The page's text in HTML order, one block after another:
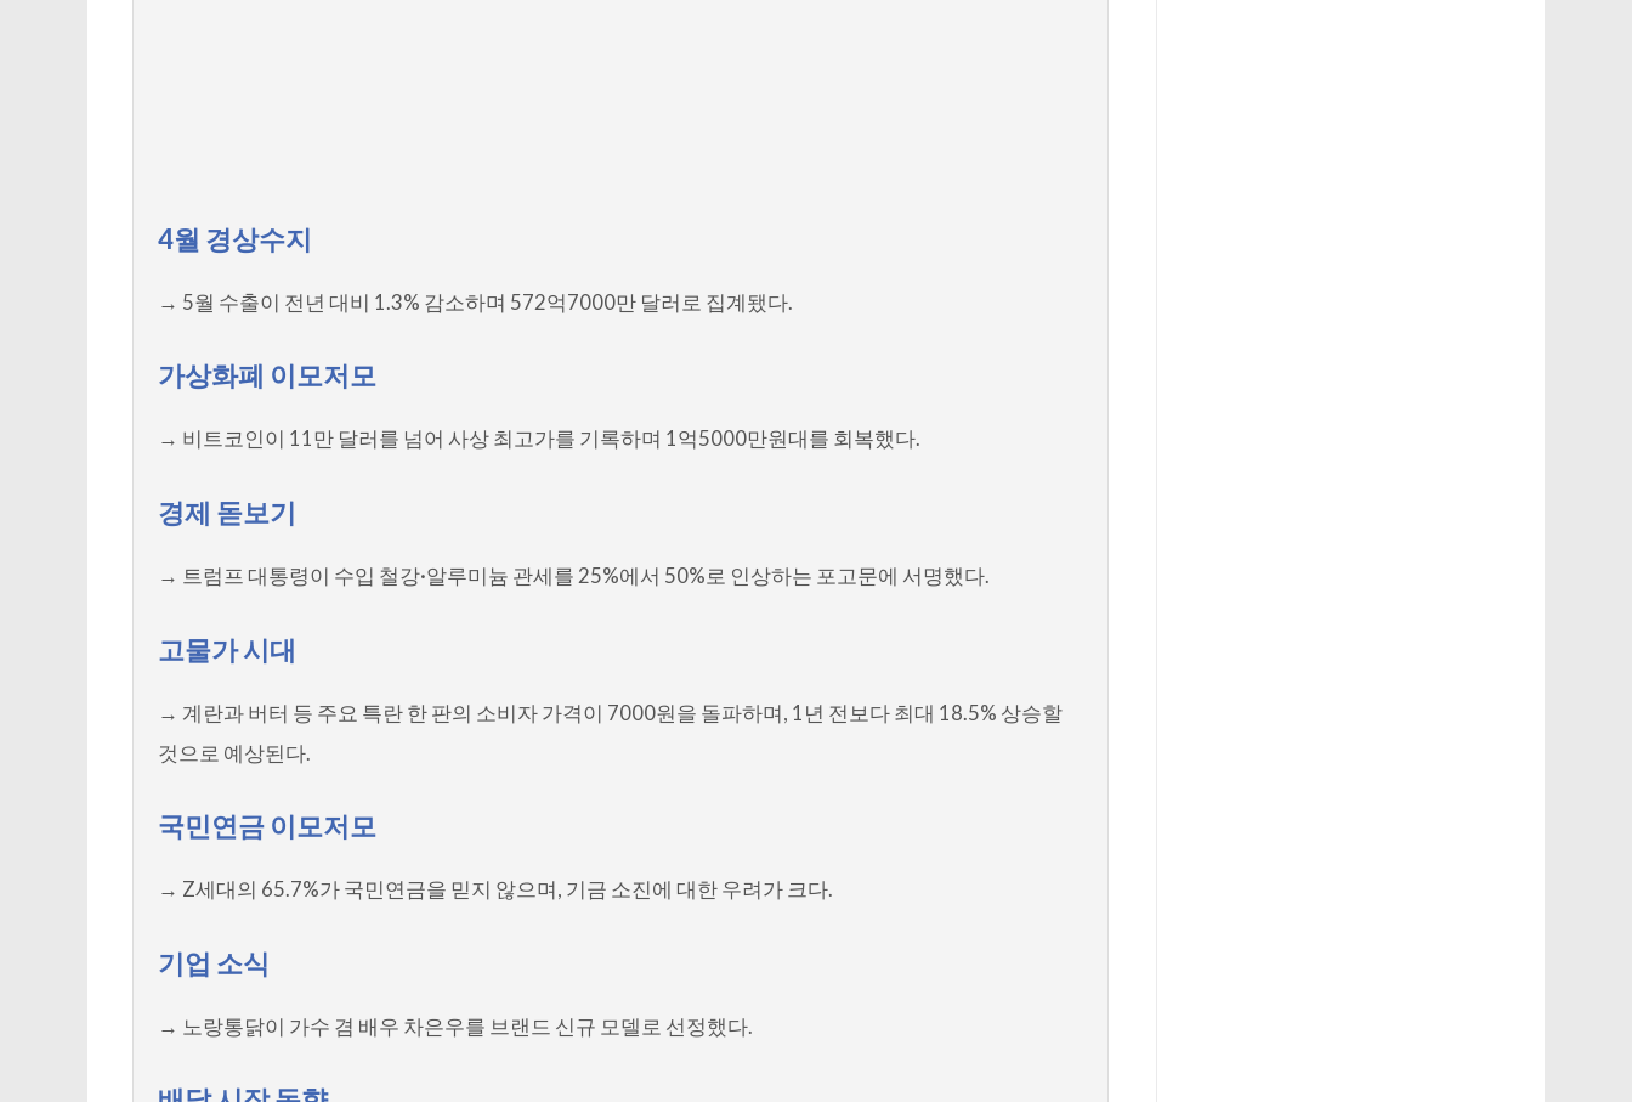
4월 경상수지
→ 5월 수출이 전년 대비 1.3% 감소하며 572억7000만 달러로 집계됐다.
가상화폐 이모저모
→ 비트코인이 11만 달러를 넘어 사상 최고가를 기록하며 1억5000만원대를 회복했다.
경제 돋보기
→ 트럼프 대통령이 수입 철강·알루미늄 관세를 25%에서 50%로 인상하는 포고문에 서명했다.
고물가 시대
→ 계란과 버터 등 주요 특란 한 판의 소비자 가격이 7000원을 돌파하며, 1년 전보다 최대 18.5% 상승할
것으로 예상된다.
국민연금 이모저모
→ Z세대의 65.7%가 국민연금을 믿지 않으며, 기금 소진에 대한 우려가 크다.
기업 소식
→ 노랑통닭이 가수 겸 배우 차은우를 브랜드 신규 모델로 선정했다.